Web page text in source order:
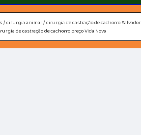
cirurgia animal cirurgia de castração de cachorro Salvador
de castração de cachorro preço Vida Nova